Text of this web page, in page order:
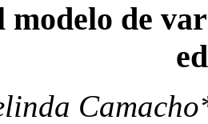
modelo de